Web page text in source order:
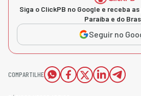
Siga o ClickPB no Google e receba
Paraíba e do
Seguir no
COMPARTILHE